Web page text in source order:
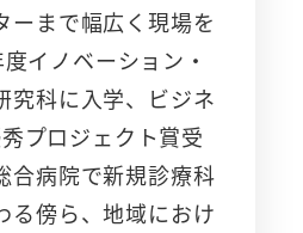
ーまで幅広く現場を
イノベーション・
究科に入学、ビジネ
プロジェクト賞受
合病院で新規診療科
る傍ら、地域におけ